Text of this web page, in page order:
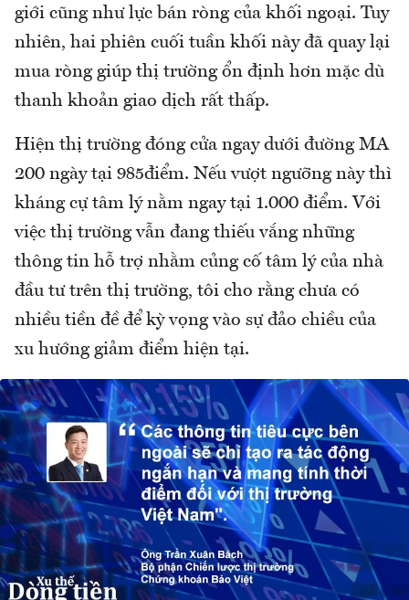
giới cũng như lực bán ròng của khối ngoại. Tuy
nhiên, hai phiên cuối tuần khối này đã quay lại
mua ròng giúp thị trường ổn định hơn mặc dù
thanh khoản giao dịch rất thấp.
Hiện thị trường đóng cửa ngay dưới đường MA
200 ngày tại 985điểm. Nếu vượt ngưỡng này thì
kháng cự tâm lý nằm ngay tại 1.000 điểm. Với
việc thị trường vẫn đang thiếu vắng những
thông tin hỗ trợ nhằm củng cố tâm lý của nhà
đầu tư trên thị trường, tôi cho rằng chưa có
nhiều tiền đề để kỳ vọng vào sự đảo chiều của
xu hướng giảm điểm hiện tại.